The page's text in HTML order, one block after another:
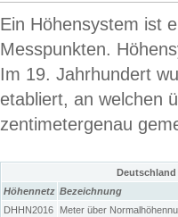
Ein Höhensystem ist
Messpunkten.
Im 19. Jahrhundert
etabliert, an welchen
zentimetergenau
Höhennetz Bezeichnung
DHHN2016
Meter über